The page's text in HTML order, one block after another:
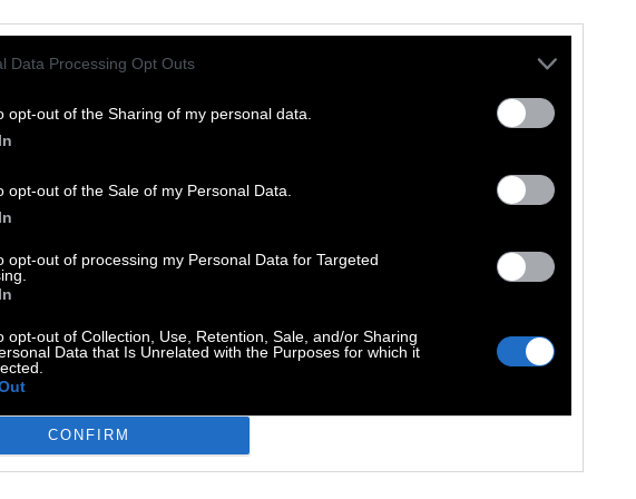
Data Processing Opt Outs
opt-out of the Sharing of my personal data.
opt-out of the Sale of my Personal Data.
opt-out of processing my Personal Data for Targeted
opt-out of Collection, Use, Retention, Sale, and/or Sharing
Data that Is Unrelated with the Purposes for which it
CONFIRM
:
frz. Musikduo:
__ längerer Zeit: